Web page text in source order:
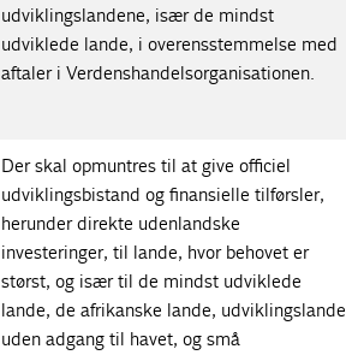
udviklingslandene, især de mindst
udviklede lande, i overensstemmelse med
aftaler i Verdenshandelsorganisationen.
Der skal opmuntres til at give officiel
udviklingsbistand og finansielle tilførsler,
herunder direkte udenlandske
investeringer, til lande, hvor behovet er
størst, og især til de mindst udviklede
lande, de afrikanske lande, udviklingslande
uden adgang til havet, og små